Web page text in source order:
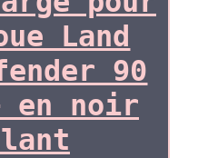
Land
90
en noir